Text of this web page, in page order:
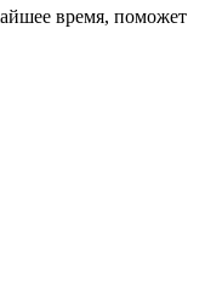
время, поможет